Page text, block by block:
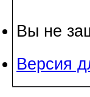
Вы не
Версия